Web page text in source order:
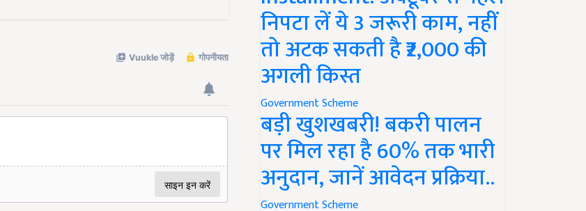
निपटा लें ये 3 जरूरी काम, नहीं
तो अटक सकती है ₹2,000 की
अगली किस्त
Government Scheme
बड़ी खुशखबरी! बकरी पालन
पर मिल रहा है 60% तक भारी
अनुदान, जानें आवेदन प्रक्रिया..
Government Scheme